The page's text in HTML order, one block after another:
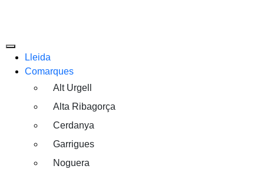
Lleida
Comarques
Alt Urgell
Alta Ribagorça
Cerdanya
Garrigues
Noguera